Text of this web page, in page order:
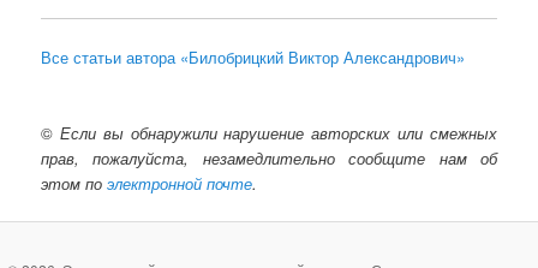
Все статьи автора «Билобрицкий Виктор Александрович»
© Если вы обнаружили нарушение авторских или смежных
прав, пожалуйста, незамедлительно сообщите нам об
этом поэлектронной почте.